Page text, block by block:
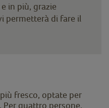
in più, grazie
permetterà di fare il
fresco, optate per
Per quattro persone,